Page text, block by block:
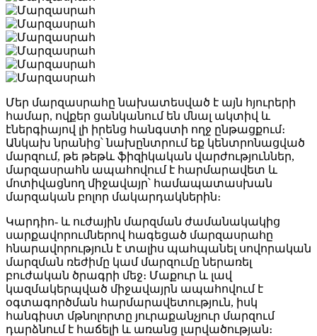
Մեր մարզասրահը նախատեսված է այն հյուրերի
համար, ովքեր ցանկանում են մնալ ակտիվ և
էներգիայով լի իրենց հանգստի ողջ ընթացքում։
Անկախ նրանից՝ նախընտրում եք կենտրոնացված
մարզում, թե թեթև ֆիզիկական վարժություններ,
մարզասրահն ապահովում է հարմարավետ և
մոտիվացնող միջավայր՝ համապատասխան
մարզական բոլոր մակարդակներին։
Կարդիո- և ուժային մարզման ժամանակակից
սարքավորումներով հագեցած մարզասրահը
հնարավորություն է տալիս պահպանել սովորական
մարզման ռեժիմը կամ մարզումը ներառել
բուժական ծրագրի մեջ։ Մաքուր և լավ
կազմակերպված միջավայրն ապահովում է
օգտագործման հարմարավետություն, իսկ
հանգիստ մթնոլորտը յուրաքանչյուր մարզում
դարձնում է հաճելի և առանց լարվածության։